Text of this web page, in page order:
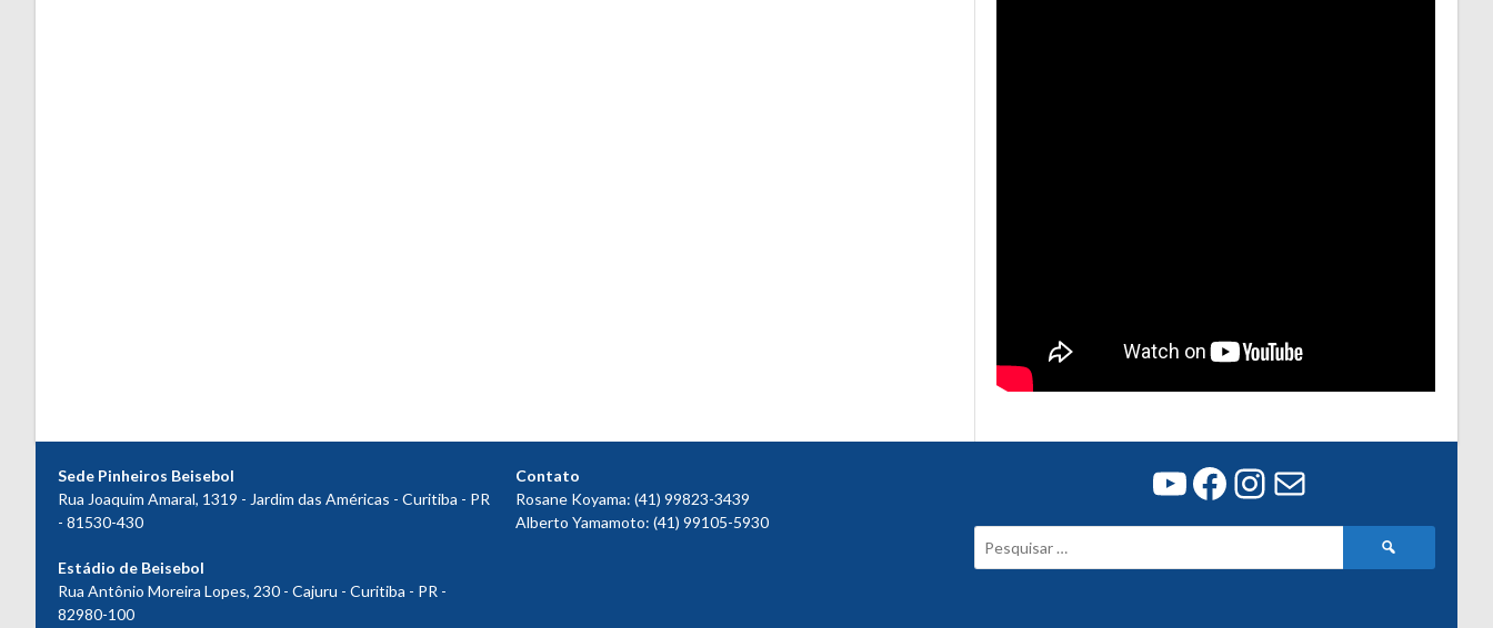
Sede Pinheiros Beisebol
Rua Joaquim Amaral, 1319 - Jardim das Américas - Curitiba - PR
- 81530-430
Estádio de Beisebol
Rua Antônio Moreira Lopes, 230 - Cajuru - Curitiba - PR -
82980-100
Contato
Rosane Koyama: (41) 99823-3439
Alberto Yamamoto: (41) 99105-5930
Youtube
Facebook
Instagram
E-mail
Pesquisar